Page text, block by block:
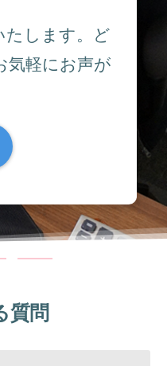
たします。ど
気軽にお声が
質問